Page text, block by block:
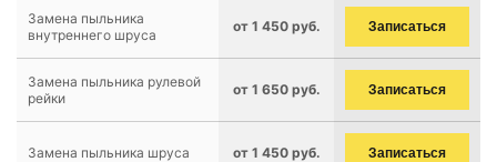
Замена пыльника
внутреннего шруса
от 1 450 руб. Записаться
Замена пыльника рулевой
рейки
от 1 650 руб. Записаться
Замена пыльника шруса от 1 450 руб. Записаться